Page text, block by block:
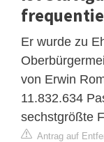
Er wurde zu
von Erwin
11.832.634
sechstgrößte
Antrag auf